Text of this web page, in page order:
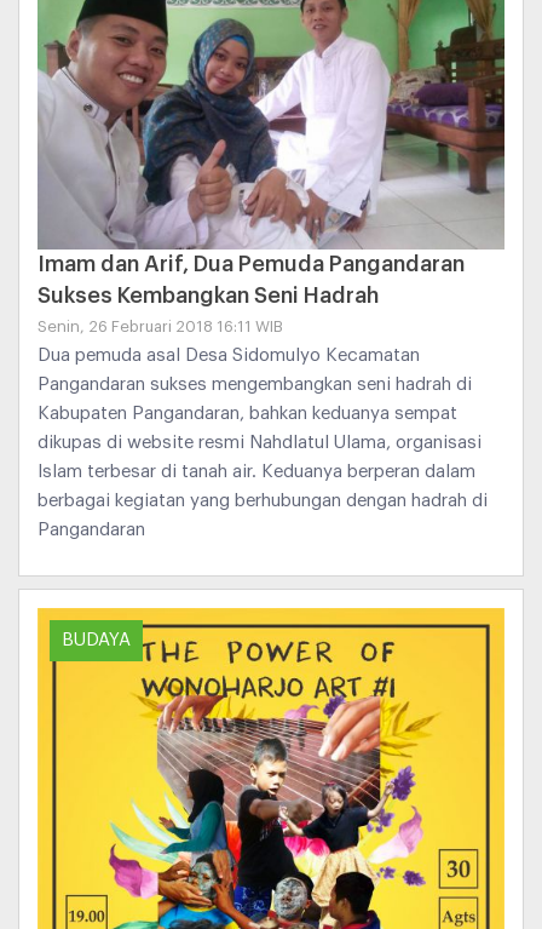
Imam dan Arif, Dua Pemuda Pangandaran
Sukses Kembangkan Seni Hadrah
Senin, 26 Februari 2018 16:11 WIB
Dua pemuda asal Desa Sidomulyo Kecamatan
Pangandaran sukses mengembangkan seni hadrah di
Kabupaten Pangandaran, bahkan keduanya sempat
dikupas di website resmi Nahdlatul Ulama, organisasi
Islam terbesar di tanah air. Keduanya berperan dalam
berbagai kegiatan yang berhubungan dengan hadrah di
Pangandaran
BUDAYA